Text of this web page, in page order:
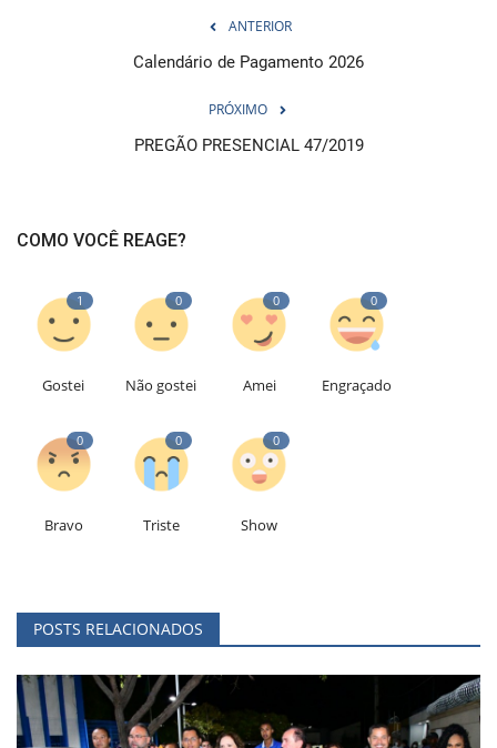
ANTERIOR
Calendário de Pagamento 2026
PRÓXIMO
PREGÃO PRESENCIAL 47/2019
COMO VOCÊ REAGE?
1
Gostei
0
Não gostei
0
Amei
0
Engraçado
0
Bravo
0
Triste
0
Show
POSTS RELACIONADOS